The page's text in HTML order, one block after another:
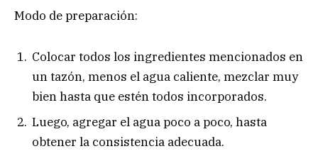
Modo de preparación:
Colocar todos los ingredientes mencionados en
un tazón, menos el agua caliente, mezclar muy
bien hasta que estén todos incorporados.
Luego, agregar el agua poco a poco, hasta
obtener la consistencia adecuada.